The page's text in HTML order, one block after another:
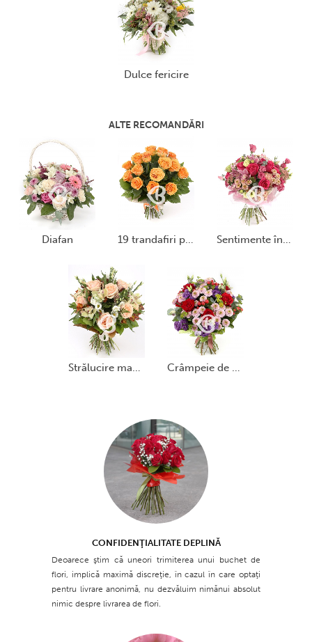
dulce fericire
ALTE RECOMANDĂRI
diafan 19 trandafiri portocalii sentimente îndrăznețe
strălucire magnetică crâmpeie de culoare
CONFIDENŢIALITATE DEPLINĂ
Deoarece ştim că uneori trimiterea unui buchet de
flori, implică maximă discreţie, în cazul în care optaţi
pentru livrare anonimă, nu dezvăluim nimănui absolut
nimic despre livrarea de flori.